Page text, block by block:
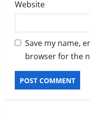
Website
Save my name,
browser for the